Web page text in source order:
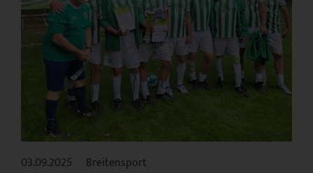
03.09.2025 Breitensport